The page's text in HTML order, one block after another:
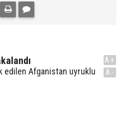
edilen Afganistan uyruklu
A+
A-